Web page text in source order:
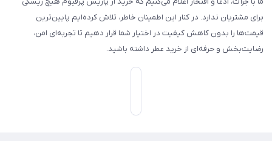
برای مشتریان ندارد. در کنار این اطمینان خاطر، تلاش کرده‌ایم پایین‌ترین
قیمت‌ها را بدون کاهش کیفیت در اختیار شما قرار دهیم تا تجربه‌ای امن،
رضایت‌بخش و حرفه‌ای از خرید عطر داشته باشید.